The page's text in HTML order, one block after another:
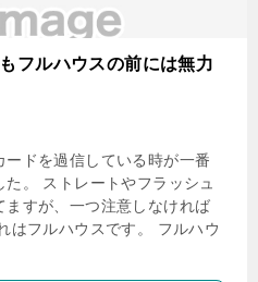
フルハウスの前には無力
ドを過信している時が一番
。 ストレートやフラッシュ
すが、一つ注意しなければ
はフルハウスです。 フルハウ